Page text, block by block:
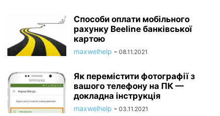
Способи оплати мобільного
рахунку Beeline банківської
картою
maxwelhelp - 08.11.2021
Як перемістити фотографії з
вашого телефону на ПК —
докладна інструкція
maxwelhelp - 03.11.2021